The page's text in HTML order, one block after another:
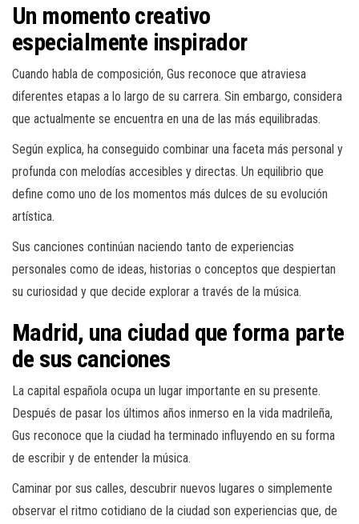
Un momento creativo
especialmente inspirador
Cuando habla de composición, Gus reconoce que atraviesa
diferentes etapas a lo largo de su carrera. Sin embargo, considera
que actualmente se encuentra en una de las más equilibradas.
Según explica, ha conseguido combinar una faceta más personal y
profunda con melodías accesibles y directas. Un equilibrio que
define como uno de los momentos más dulces de su evolución
artística.
Sus canciones continúan naciendo tanto de experiencias
personales como de ideas, historias o conceptos que despiertan
su curiosidad y que decide explorar a través de la música.
Madrid, una ciudad que forma parte
de sus canciones
La capital española ocupa un lugar importante en su presente.
Después de pasar los últimos años inmerso en la vida madrileña,
Gus reconoce que la ciudad ha terminado influyendo en su forma
de escribir y de entender la música.
Caminar por sus calles, descubrir nuevos lugares o simplemente
observar el ritmo cotidiano de la ciudad son experiencias que, de